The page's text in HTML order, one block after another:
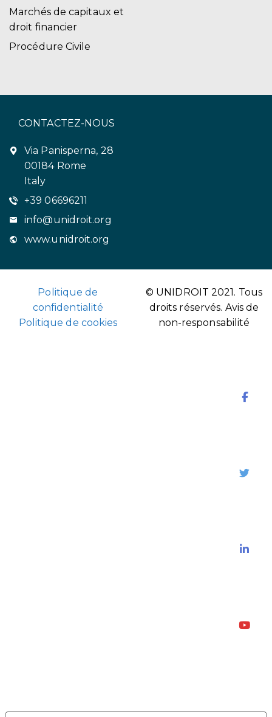
Marchés de capitaux et
droit financier
Procédure Civile
CONTACTEZ-NOUS
Via Panisperna, 28
00184 Rome
Italy
+39 06696211
info@unidroit.org
www.unidroit.org
Politique de
confidentialité
Politique de cookies
© UNIDROIT 2021. Tous
droits réservés. Avis de
non-responsabilité